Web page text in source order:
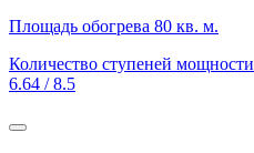
Площадь обогрева 80 кв. м.
Количество ступеней мощности
6.64 / 8.5